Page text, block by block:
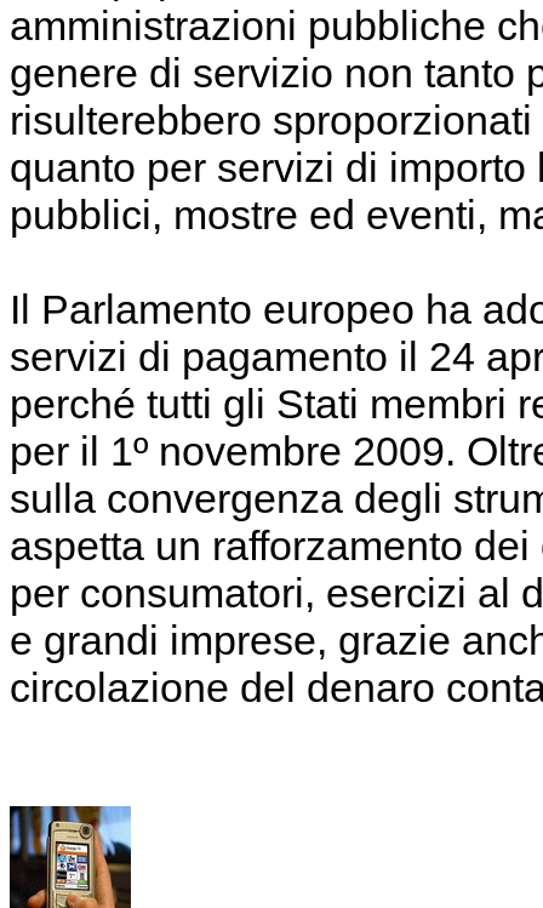
amministrazioni pubbliche
genere di servizio non tanto
risulterebbero
quanto per servizi di
pubblici, mostre ed eventi,
Il Parlamento europeo ha
servizi di pagamento il 24
perché tutti gli Stati membri
per il 1º novembre 2009.
sulla convergenza degli
aspetta un rafforzamento
per consumatori, esercizi al
e grandi imprese, grazie
circolazione del denaro